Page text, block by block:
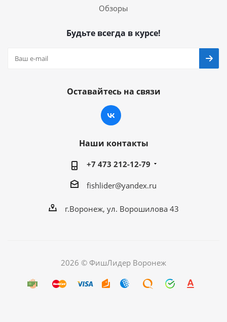
Обзоры
Будьте всегда в курсе!
Оставайтесь на связи
Наши контакты
+7 473 212-12-79
fishlider@yandex.ru
г.Воронеж, ул. Ворошилова 43
2026 © ФишЛидер Воронеж